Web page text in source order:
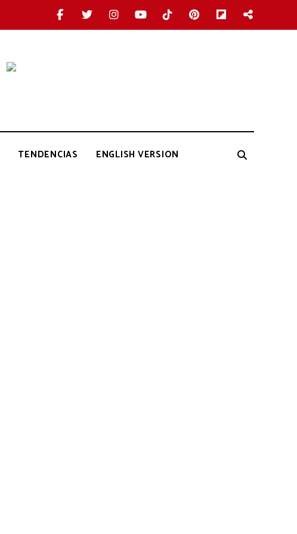
TENDENCIAS ENGLISH VERSION